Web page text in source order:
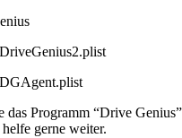
Programm “Drive
gerne weiter.